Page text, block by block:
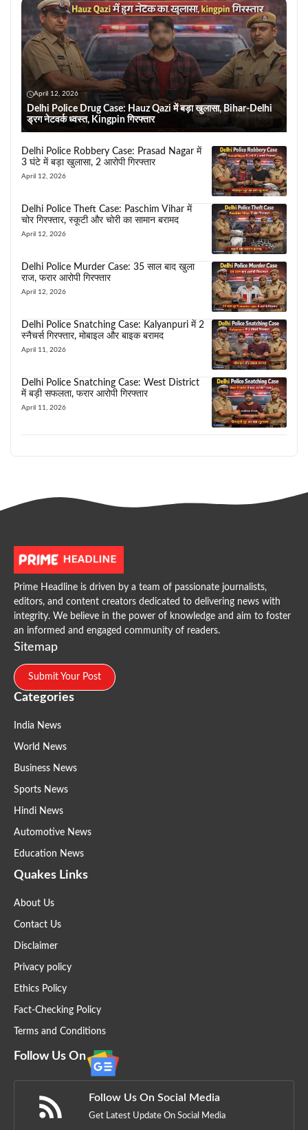
April 12, 2026
Delhi Police Drug Case: Hauz Qazi में बड़ा खुलासा, Bihar-Delhi
ड्रग नेटवर्क ध्वस्त, Kingpin गिरफ्तार
Delhi Police Robbery Case: Prasad Nagar में
3 घंटे में बड़ा खुलासा, 2 आरोपी गिरफ्तार
April 12, 2026
Delhi Police Theft Case: Paschim Vihar में
चोर गिरफ्तार, स्कूटी और चोरी का सामान बरामद
April 12, 2026
Delhi Police Murder Case: 35 साल बाद खुला
राज, फरार आरोपी गिरफ्तार
April 12, 2026
Delhi Police Snatching Case: Kalyanpuri में 2
स्नैचर्स गिरफ्तार, मोबाइल और बाइक बरामद
April 11, 2026
Delhi Police Snatching Case: West District
में बड़ी सफलता, फरार आरोपी गिरफ्तार
April 11, 2026
Prime Headline is driven by a team of passionate journalists,
editors, and content creators dedicated to delivering news with
integrity. We believe in the power of knowledge and aim to foster
an informed and engaged community of readers.
Sitemap
Submit Your Post
Categories
India News
World News
Business News
Sports News
Hindi News
Automotive News
Education News
Quakes Links
About Us
Contact Us
Disclaimer
Privacy policy
Ethics Policy
Fact-Checking Policy
Terms and Conditions
Follow Us On
Follow Us On Social Media
Get Latest Update On Social Media